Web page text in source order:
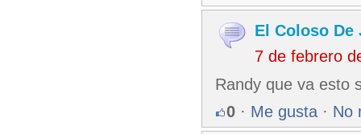
El Coloso De
7 de febrero
Randy que va esto
0 · Me gusta · No